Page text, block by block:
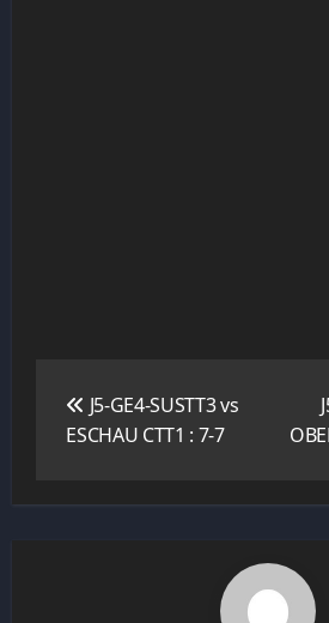
l’article
J5-GE4-SUSTT3 vs
ESCHAU CTT1 : 7-7